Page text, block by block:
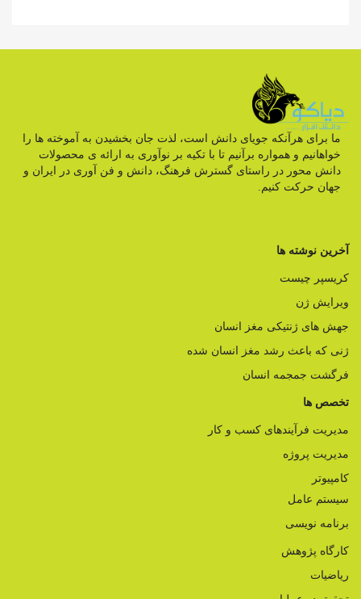
ما برای هرآنکه جویای دانش است، لذت جان بخشیدن به آموخته ها را
خواهانیم و همواره برآنیم تا با تکیه بر نوآوری به ارائه ی محصولات
دانش محور در راستای گسترش فرهنگ، دانش و فن آوری در ایران و
جهان حرکت کنیم.
آخرین نوشته ها
کریسپر چیست
ویرایش ژن
جهش های ژنتیکی مغز انسان
ژنی که باعث رشد مغز انسان شده
فرگشت جمجمه انسان
تخصص ها
مدیریت فرآیندهای کسب و کار
مدیریت پروژه
کامپیوتر
سیستم عامل
برنامه نویسی
کارگاه پژوهش
ریاضیات